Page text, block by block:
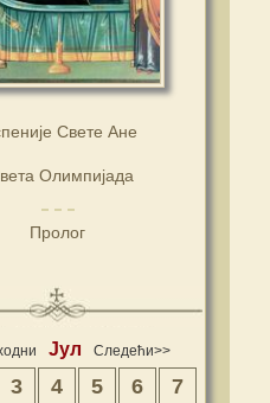
Свете Ане
Олимпијада
Пролог
Јул Следећи>>
3 4 5 6
7